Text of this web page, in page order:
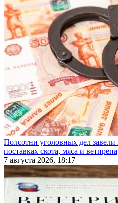
Полсотни уголовных дел
поставках скота, мяса и
7 августа 2026, 18:17